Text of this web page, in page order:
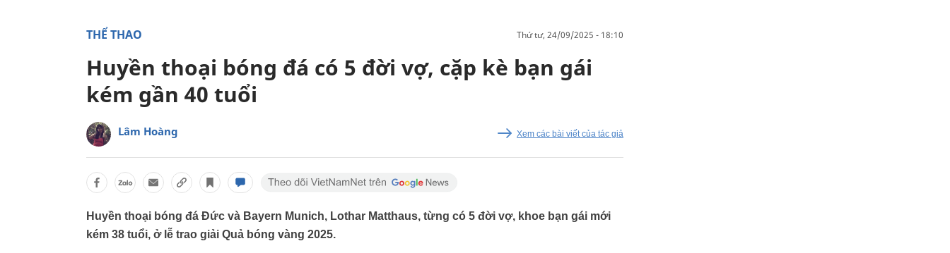
THỂ THAO thứ tư, 24/09/2025 - 18:10
Huyền thoại bóng đá có 5 đời vợ, cặp kè bạn gái
kém gần 40 tuổi
Lâm Hoàng Xem các bài viết của tác giả
Huyền thoại bóng đá Đức và Bayern Munich, Lothar Matthaus, từng có 5 đời vợ, khoe bạn gái mới
kém 38 tuổi, ở lễ trao giải Quả bóng vàng 2025.